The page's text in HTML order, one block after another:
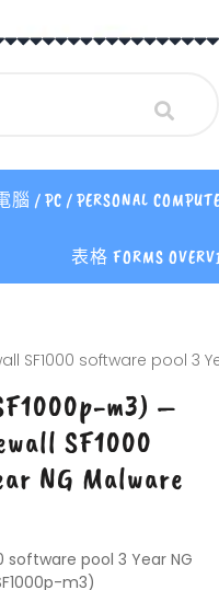
/ PC / PERSONAL
表格 FORMS
SF1000 software pool 3
m3) –
SF1000
NG Malware
software pool 3 Year NG
m3)